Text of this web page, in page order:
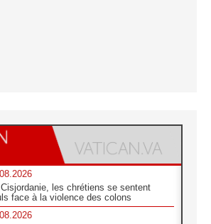
Cisjordanie, les chrétiens se sentent
face à la violence des colons